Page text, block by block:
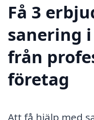
Få 3
sanering
från
företag
Att få hjälp med